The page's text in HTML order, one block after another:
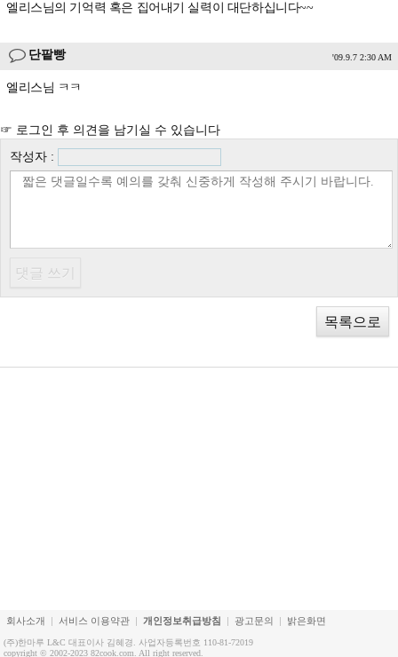
엘리스님의 기억력 혹은 집어내기 실력이 대단하십니다~~
단팥빵 '09.9.7 2:30 AM
엘리스님 ㅋㅋ
☞ 로그인 후 의견을 남기실 수 있습니다
작성자 :
목록으로
회사소개 서비스 이용약관 개인정보취급방침 광고문의 밝은화면
(주)한마루 L&C 대표이사 김혜경. 사업자등록번호 110-81-72019
copyright © 2002-2023 82cook.com. All right reserved.